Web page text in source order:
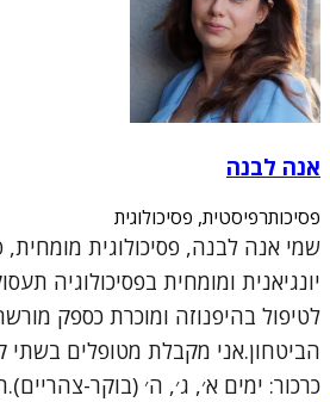
אנה לבנה
פסיכותרפיסטית, פסיכולוגית
שמי אנה לבנה, פסיכולוגית מומחית,
יונגיאנית ומומחית בפסיכולוגיה
לטיפול בהיפנוזה ומוכרת כספק
הביטחון.אני מקבלת מטופלים בשתי
כרכור: ימים א׳, ג׳, ה׳ (בוקר-